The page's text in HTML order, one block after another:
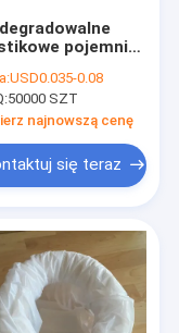
pojemniki
podkładki do
podkładki
worki na
podkładki do
wodą
USD0.035-0.08
50000 SZT
najnowszą cenę
się teraz